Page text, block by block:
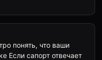
понять, что ваши
Если сапорт отвечает